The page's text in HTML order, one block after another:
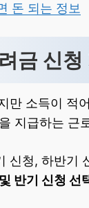
돈 되는 정보
금 신청
만 소득이 적
지급하는 근
신청, 하반기
반기 신청 선